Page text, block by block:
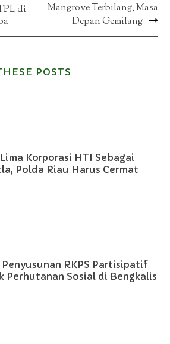
di
Mangrove Terbilang, Masa
Depan Gemilang
POSTS
Korporasi HTI Sebagai
Polda Riau Harus Cermat
RKPS Partisipatif
Perhutanan Sosial di Bengkalis